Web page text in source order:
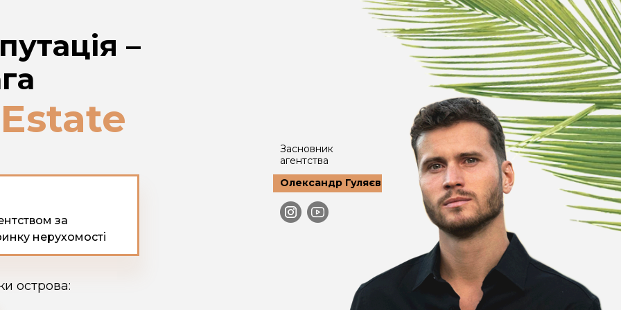
–
за
нерухомості
острова:
Засновник
агентства
Олександр Гуляєв